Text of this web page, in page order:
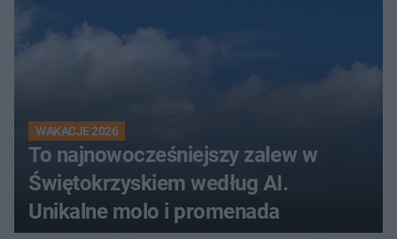
WAKACJE 2026
To najnowocześniejszy zalew w
Świętokrzyskiem według AI.
Unikalne molo i promenada